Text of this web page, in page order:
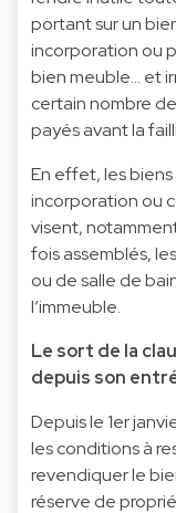
portant sur un
incorporation ou
bien meuble… et
certain nombre
payés avant la
En effet, les
incorporation ou
visent,
fois assemblés,
ou de salle de
l’immeuble.
Le sort de la
depuis son
Depuis le 1er
les conditions à
revendiquer le
réserve de